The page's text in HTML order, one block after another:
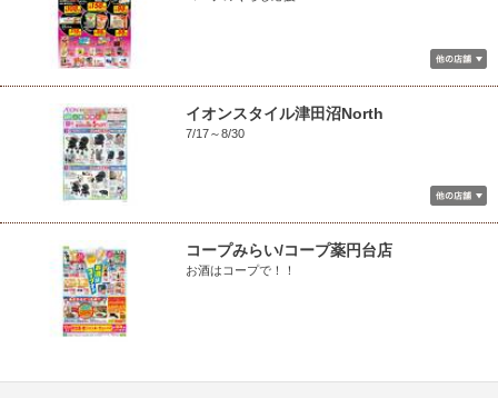
イオンスタイル津田沼North
7/17～8/30
コープみらい/コープ薬円台店
お酒はコープで！！